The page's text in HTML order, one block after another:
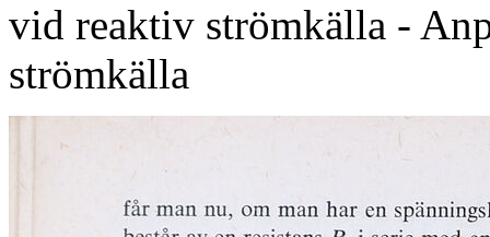
vid reaktiv strömkälla -
strömkälla